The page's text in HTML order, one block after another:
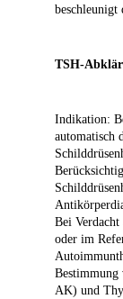
beschleunigt
TSH-
Indikation:
automatisch
Bei
oder im
AK) und